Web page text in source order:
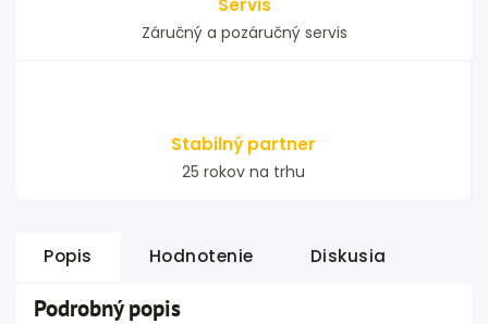
Servis
Záručný a pozáručný servis
Stabilný partner
25 rokov na trhu
Popis Hodnotenie Diskusia
Podrobný popis